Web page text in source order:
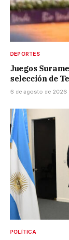
DEPORTES
Juegos
selección de
6 de agosto de 2026
POLÍTICA